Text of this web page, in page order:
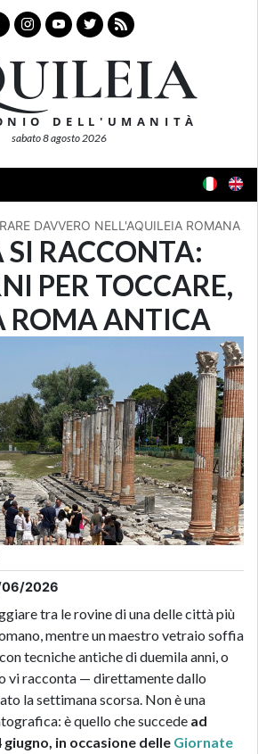
DELL'UMANITÀ
sabato 8 agosto 2026
DAVVERO NELL'AQUILEIA ROMANA
RACCONTA:
PER TOCCARE,
ROMA ANTICA
06/2026
tra le rovine di una delle città più
mentre un maestro vetraio soffia
tecniche antiche di duemila anni, o
vi racconta — direttamente dallo
la settimana scorsa. Non è una
è quello che succede ad
giugno, in occasione delle Giornate